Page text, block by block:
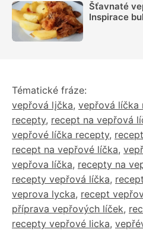
Šťavnaté
Inspirace
Tématické fráze:
vepřová lįčka, vepřová líčka
recepty, recept na vepřová
vepřové líčka recepty,
recept na vepřové líčka,
vepřova líčka, recepty na
recepty vepřová líčka,
veprova lycka, recept
příprava vepřových líček,
recepty vepřové licka,